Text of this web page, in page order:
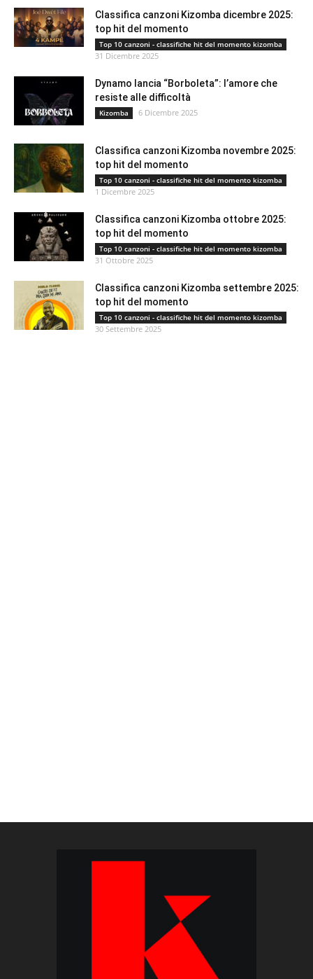
Classifica canzoni Kizomba dicembre 2025:
top hit del momento
Top 10 canzoni - classifiche hit del momento kizomba
31 Dicembre 2025
Dynamo lancia “Borboleta”: l’amore che
resiste alle difficoltà
Kizomba 6 Dicembre 2025
Classifica canzoni Kizomba novembre 2025:
top hit del momento
Top 10 canzoni - classifiche hit del momento kizomba
1 Dicembre 2025
Classifica canzoni Kizomba ottobre 2025:
top hit del momento
Top 10 canzoni - classifiche hit del momento kizomba
31 Ottobre 2025
Classifica canzoni Kizomba settembre 2025:
top hit del momento
Top 10 canzoni - classifiche hit del momento kizomba
30 Settembre 2025